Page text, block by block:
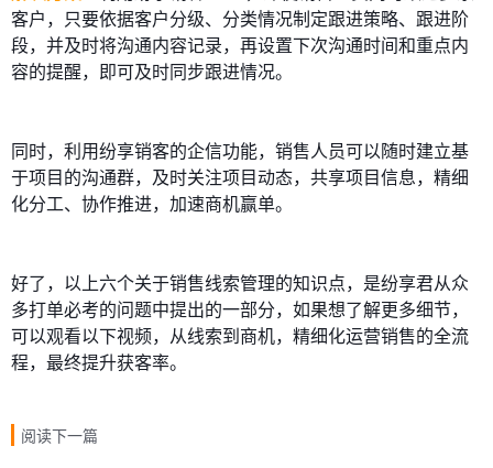
客户，只要依据客户分级、分类情况制定跟进策略、跟进阶
段，并及时将沟通内容记录，再设置下次沟通时间和重点内
容的提醒，即可及时同步跟进情况。
同时，利用纷享销客的企信功能，销售人员可以随时建立基
于项目的沟通群，及时关注项目动态，共享项目信息，精细
化分工、协作推进，加速商机赢单。
好了，以上六个关于销售线索管理的知识点，是纷享君从众
多打单必考的问题中提出的一部分，如果想了解更多细节，
可以观看以下视频，从线索到商机，精细化运营销售的全流
程，最终提升获客率。
阅读下一篇